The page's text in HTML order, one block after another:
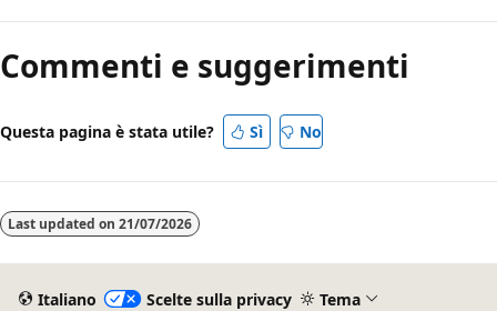
di
lettura
Commenti e suggerimenti
Questa pagina è stata utile? Sì No
Last updated on 21/07/2026
Italiano Scelte sulla privacy Tema